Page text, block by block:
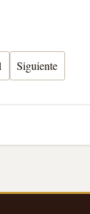
Siguiente